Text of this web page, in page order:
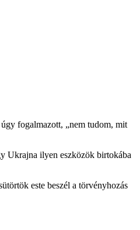
fogalmazott, „nem tudom, mit
Ukrajna ilyen eszközök birtokába
este beszél a törvényhozás